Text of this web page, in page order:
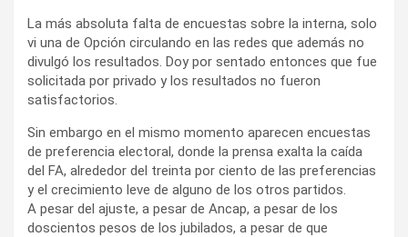
La más absoluta falta de encuestas sobre la interna, solo
vi una de Opción circulando en las redes que además no
divulgó los resultados. Doy por sentado entonces que fue
solicitada por privado y los resultados no fueron
satisfactorios.
Sin embargo en el mismo momento aparecen encuestas
de preferencia electoral, donde la prensa exalta la caída
del FA, alrededor del treinta por ciento de las preferencias
y el crecimiento leve de alguno de los otros partidos.
A pesar del ajuste, a pesar de Ancap, a pesar de los
doscientos pesos de los jubilados, a pesar de que